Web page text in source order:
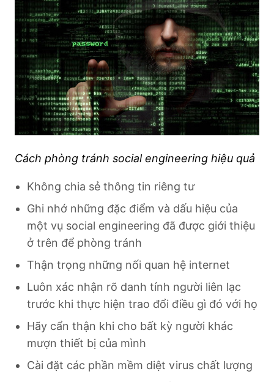
Cách phòng tránh social engineering hiệu quả
Không chia sẻ thông tin riêng tư
Ghi nhớ những đặc điểm và dấu hiệu của
một vụ social engineering đã được giới thiệu
ở trên để phòng tránh
Thận trọng những nối quan hệ internet
Luôn xác nhận rõ danh tính người liên lạc
trước khi thực hiện trao đổi điều gì đó với họ
Hãy cẩn thận khi cho bất kỳ người khác
mượn thiết bị của mình
Cài đặt các phần mềm diệt virus chất lượng